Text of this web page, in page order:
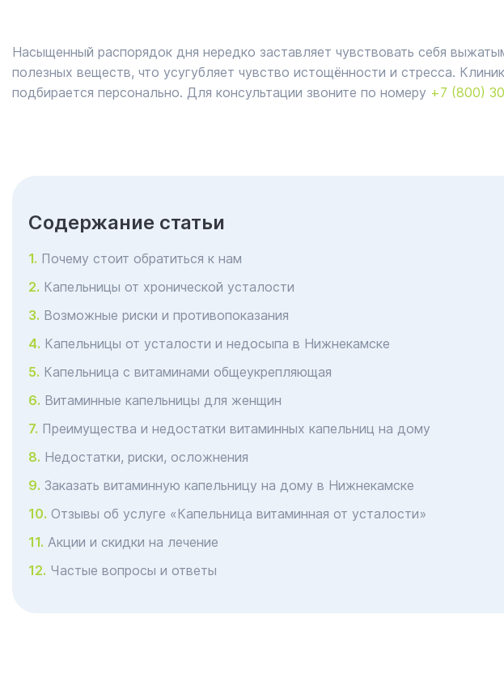
Насыщенный распорядок дня нередко заставляет чувствовать себя
полезных веществ, что усугубляет чувство истощённости и стресса.
подбирается персонально. Для консультации звоните по номеру +7 (800)
Cодержание статьи
Почему стоит обратиться к нам
Капельницы от хронической усталости
Возможные риски и противопоказания
Капельницы от усталости и недосыпа в Нижнекамске
Капельница с витаминами общеукрепляющая
Витаминные капельницы для женщин
Преимущества и недостатки витаминных капельниц на дому
Недостатки, риски, осложнения
Заказать витаминную капельницу на дому в Нижнекамске
Отзывы об услуге «Капельница витаминная от усталости»
Акции и скидки на лечение
Частые вопросы и ответы